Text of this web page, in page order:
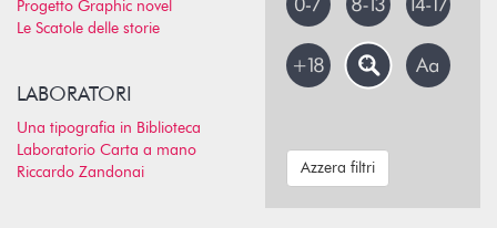
Progetto Graphic novel
Le Scatole delle storie
LABORATORI
Una tipografia in Biblioteca
Laboratorio Carta a mano
Riccardo Zandonai
Azzera filtri